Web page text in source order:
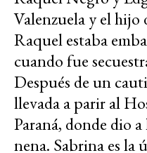
Valenzuela y el hijo
Raquel estaba
cuando fue
Después de un
llevada a parir al
Paraná, donde dio
nena. Sabrina es la